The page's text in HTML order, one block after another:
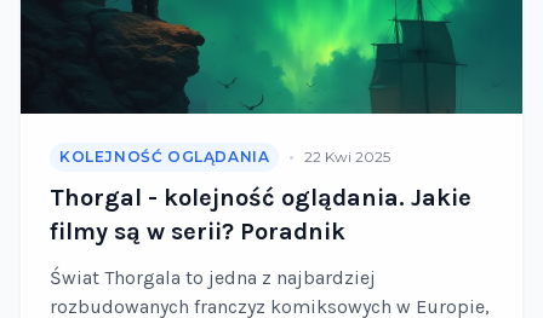
KOLEJNOŚĆ OGLĄDANIA • 22 Kwi 2025
Thorgal - kolejność oglądania. Jakie
filmy są w serii? Poradnik
Świat Thorgala to jedna z najbardziej
rozbudowanych franczyz komiksowych w Europie,